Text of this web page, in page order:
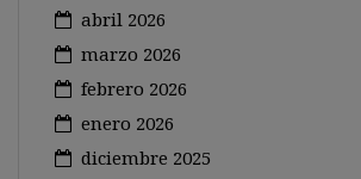
abril 2026
marzo 2026
febrero 2026
enero 2026
diciembre 2025